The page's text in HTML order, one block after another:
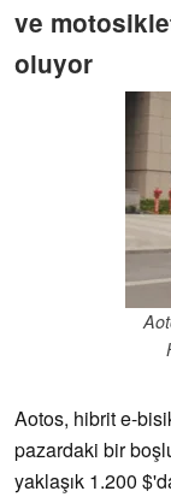
ve
oluyor
Aotos, hibrit e-
pazardaki bir
yaklaşık 1.200